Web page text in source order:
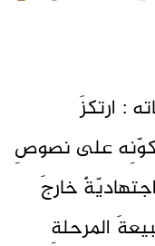
: ارتكزَ
على نصوصِ
خارجَ
المرحلةِ